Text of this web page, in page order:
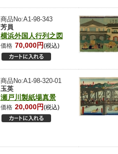
商品No:A1-98-343
芳員
横浜外国人行列之図
価格 70,000円(税込)
商品No:A1-98-320-01
玉英
瀬戸川製紙場真景
価格 20,000円(税込)